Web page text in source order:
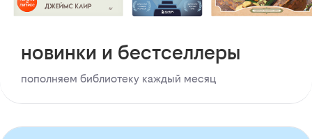
новинки и бестселлеры
пополняем библиотеку каждый месяц